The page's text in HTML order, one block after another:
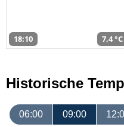
18:10 7,4 °C
Historische
06:00 09:00